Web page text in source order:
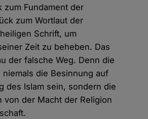
zum Fundament der
zum Wortlaut der
Schrift, um
Zeit zu beheben. Das
der falsche Weg. Denn die
niemals die Besinnung auf
des Islam sein, sondern die
von der Macht der Religion